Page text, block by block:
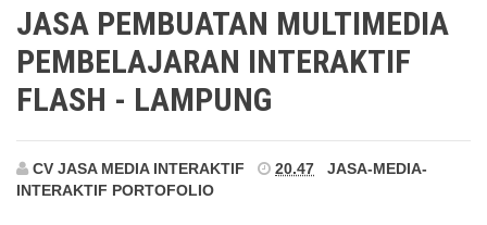
JASA PEMBUATAN MULTIMEDIA
PEMBELAJARAN INTERAKTIF
FLASH - LAMPUNG
CV JASA MEDIA INTERAKTIF 20.47
JASA-MEDIA-
INTERAKTIF PORTOFOLIO